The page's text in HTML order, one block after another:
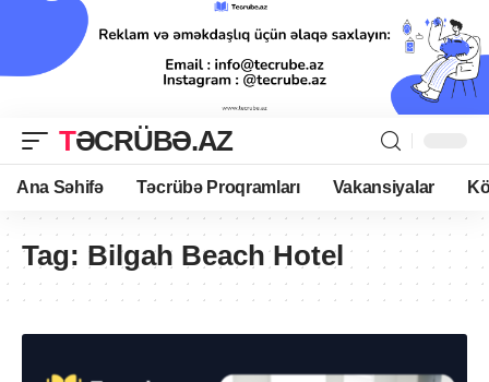
TƏCRÜBƏ.AZ
Ana Səhifə Təcrübə Proqramları Vakansiyalar
Tag: Bilgah Beach Hotel